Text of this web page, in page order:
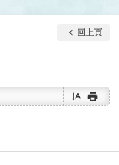
keyboard_arrow_left 回上頁
text_rotate_vertical print